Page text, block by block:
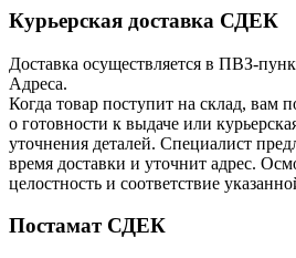
Курьерская доставка СДЕК
Доставка осуществляется в ПВЗ-
Адреса.
Когда товар поступит на склад,
о готовности к выдаче или
уточнения деталей. Специалист
время доставки и уточнит адрес.
целостность и соответствие
Постамат СДЕК